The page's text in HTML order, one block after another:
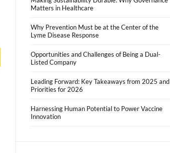
Matters in Healthcare
Why Prevention Must be at the Center of the
Lyme Disease Response
Opportunities and Challenges of Being a Dual-
Listed Company
Leading Forward: Key Takeaways from 2025 and
Priorities for 2026
Harnessing Human Potential to Power Vaccine
Innovation